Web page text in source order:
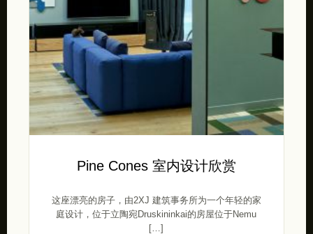
Pine Cones 室内设计欣赏
这座漂亮的房子，由2XJ 建筑事务所为一个年轻的家
庭设计，位于立陶宛Druskininkai的房屋位于Nemu
[…]